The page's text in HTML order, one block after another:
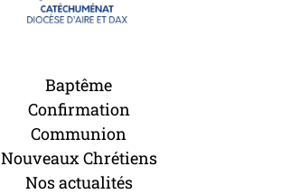
Baptême
Confirmation
Communion
Nouveaux Chrétiens
Nos actualités